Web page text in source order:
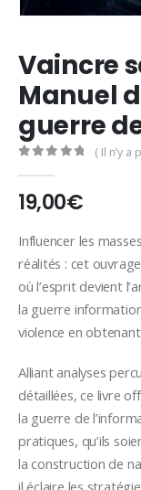
Vaincre
Manuel
guerre
( Il n’y a
19,00€
Influencer les
réalités : cet
où l’esprit devient
la guerre
violence en
Alliant analyses
détaillées, ce livre
la guerre de
pratiques, qu’ils
la construction de
il éclaire les